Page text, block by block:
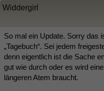
Widdergirl
So mal ein Update. Sorry das
„Tagebuch“. Sei jedem
denn eigentlich ist die Sache
gut wie durch oder es wird
längeren Atem braucht.